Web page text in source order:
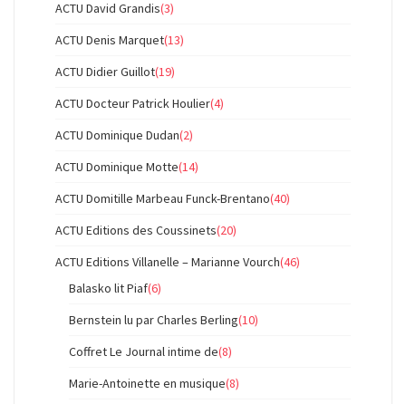
ACTU David Grandis(3)
ACTU Denis Marquet(13)
ACTU Didier Guillot(19)
ACTU Docteur Patrick Houlier(4)
ACTU Dominique Dudan(2)
ACTU Dominique Motte(14)
ACTU Domitille Marbeau Funck-Brentano(40)
ACTU Editions des Coussinets(20)
ACTU Editions Villanelle – Marianne Vourch(46)
Balasko lit Piaf(6)
Bernstein lu par Charles Berling(10)
Coffret Le Journal intime de(8)
Marie-Antoinette en musique(8)